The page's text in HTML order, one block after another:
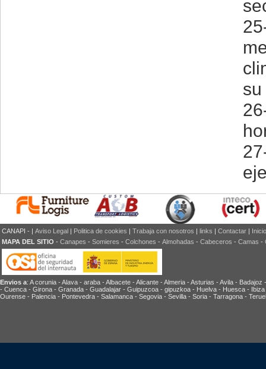
CANAPI - | Aviso Legal | Politica de cookies | Trabaja con nosotros | links | Contactar | Inicio
MAPA DEL SITIO - Canapes - Somieres - Colchones - Almohadas - Cabeceros - Camas -
Envios a: A corunia - Alava - araba - Albacete - Alicante - Almeria - Asturias - Avila -
- Cuenca - Girona - Granada - Guadalajar - Guipuzcoa - gipuzkoa - Huelva - Huesca -
Ourense - Palencia - Pontevedra - Salamanca - Segovia - Sevilla - Soria - Tarragona -